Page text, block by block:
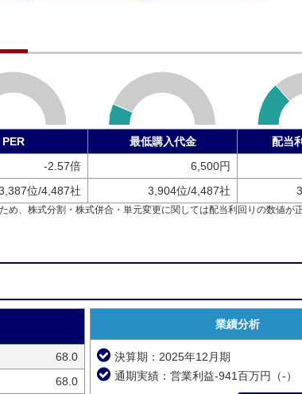
PER
-2.57倍
位/4,487社
最低購入代金 配当
6,500円
3,904位/4,487社
、株式分割・株式併合・単元変更に関しては配当利回りの数値が
68.0
68.0
業績分析
決算期：2025年12月期
通期実績：営業利益-941百万円（-）